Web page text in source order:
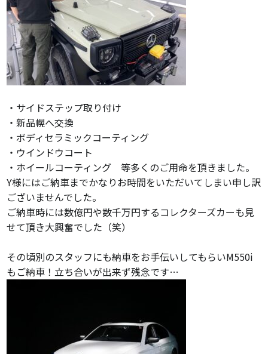
・サイドステップ取り付け
・新品幌へ交換
・ボディセラミックコーティング
・ウインドウコート
・ホイールコーティング 等多くのご用命を頂きました。
Y様にはご納車までかなりお時間をいただいてしまい申し訳
ございませんでした。
ご納車時には数億円や数千万円するコレクターズカーも見
せて頂き大興奮でした（笑）
その頃別のスタッフにも納車をお手伝いしてもらいM550i
もご納車！立ち合いが出来ず残念です…